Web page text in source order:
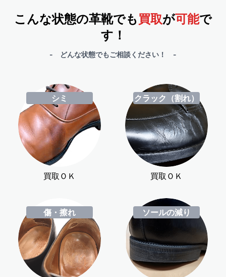
こんな状態の革靴でも買取が可能で
す！
- どんな状態でもご相談ください！ -
シミ
買取ＯＫ
クラック（割れ）
買取ＯＫ
傷・擦れ ソールの減り